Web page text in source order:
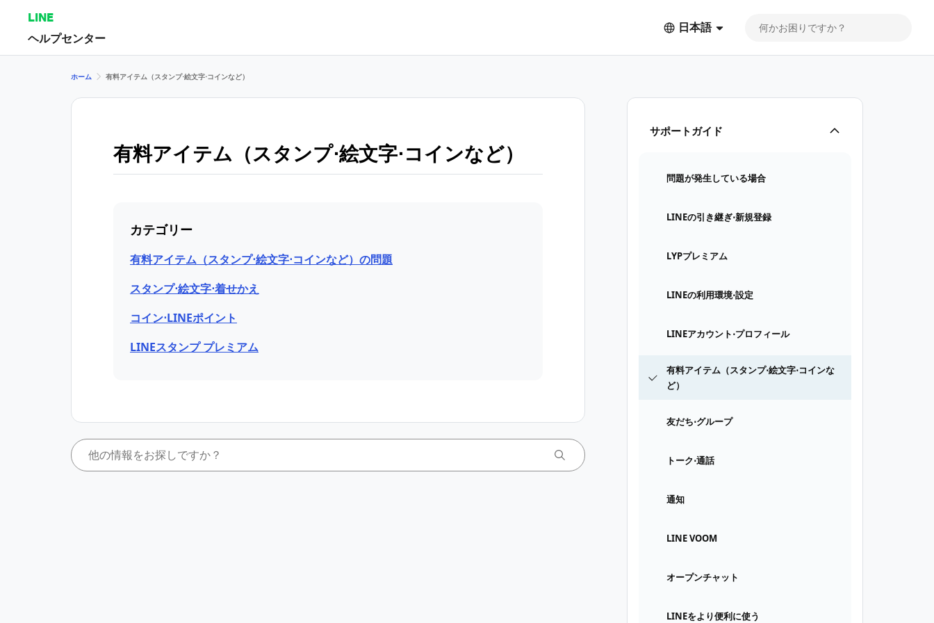
LINE
ヘルプセンター
日本語
サポートガイド
問題が発生している場合
LINEの引き継ぎ⋅新規登録
LYPプレミアム
LINEの利用環境⋅設定
LINEアカウント⋅プロフィール
有料アイテム（スタンプ⋅絵文字⋅コインな
ど）
友だち⋅グループ
トーク⋅通話
通知
LINE VOOM
オープンチャット
LINEをより便利に使う
ホーム 有料アイテム（スタンプ⋅絵文字⋅コインなど）
有料アイテム（スタンプ⋅絵文字⋅コインなど）
カテゴリー
有料アイテム（スタンプ⋅絵文字⋅コインなど）の問題
スタンプ⋅絵文字⋅着せかえ
コイン⋅LINEポイント
LINEスタンプ プレミアム